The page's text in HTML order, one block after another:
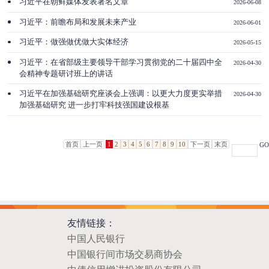
习近平在朝鲜媒体发表署名文章 2026-06-08
​习近平：前瞻布局和发展未来产业 2026-06-01
习近平：做强做优做大实体经济 2026-05-15
习近平：在省部级主要领导干部学习贯彻党的二十届四中全
会精神专题研讨班上的讲话
2026-04-30
习近平在加强基础研究座谈会上强调：以更大力度更实举措
加强基础研究 进一步打牢科技强国建设根基
2026-04-30
首页 上一页 1 2 3 4 5 6 7 8 9 10 下一页 末页 GO
友情链接：
中国人民银行
中国银行间市场交易商协会